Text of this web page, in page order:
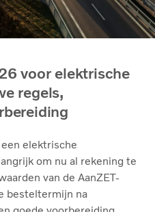
voor elektrische
regels,
elektrische
om nu al rekening te
van de AanZET-
besteltermijn na